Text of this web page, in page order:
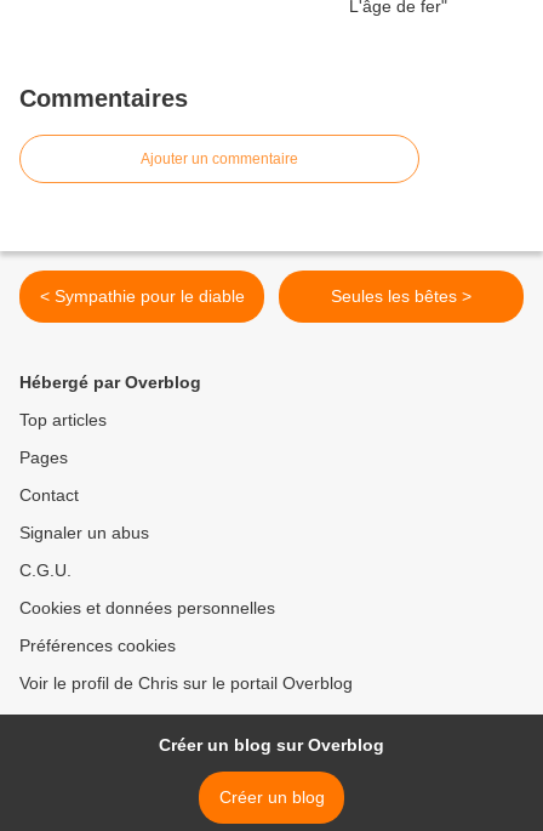
Commentaires
Ajouter un commentaire
< Sympathie pour le diable Seules les bêtes >
Hébergé par Overblog
Top articles
Pages
Contact
Signaler un abus
C.G.U.
Cookies et données personnelles
Préférences cookies
Voir le profil de Chris sur le portail Overblog
Créer un blog sur Overblog
Créer un blog